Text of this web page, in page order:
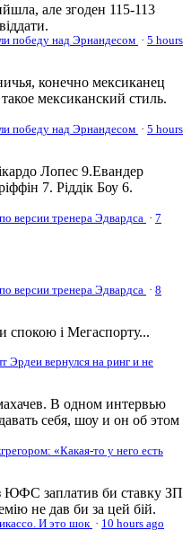
але згоден 115-113
победу над Эрнандесом · 5 hours
конечно мексиканец
мексиканский стиль.
победу над Эрнандесом · 5 hours
Лопес 9.Евандер
7. Ріддік Боу 6.
версии тренера Эдвардса · 7
версии тренера Эдвардса · 8
спокою і Мегаспорту...
Эрдеи вернулся на ринг и не
В одном интервью
себя, шоу и он об этом
«Какая-то у него есть
заплатив би ставку ЗП
не дав би за цей бій.
И это шок · 10 hours ago